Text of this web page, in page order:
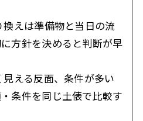
換えは準備物と当日の流
方針を決めると判断が早
える反面、条件が多い
条件を同じ土俵で比較す